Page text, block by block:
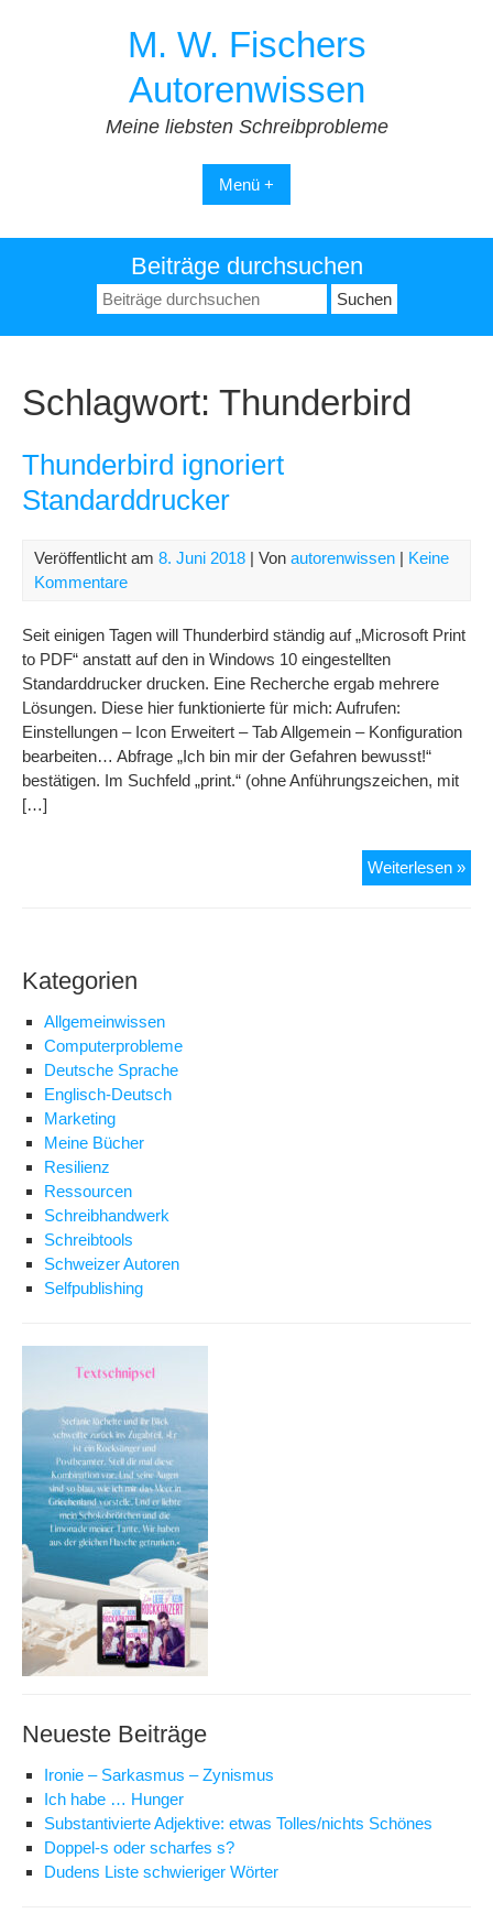
M. W. Fischers
Autorenwissen
Meine liebsten Schreibprobleme
Menü +
Beiträge durchsuchen
Suchen
nach:
Schlagwort: Thunderbird
Thunderbird ignoriert
Standarddrucker
Veröffentlicht am 8. Juni 2018 | Von autorenwissen | Keine
Kommentare
Seit einigen Tagen will Thunderbird ständig auf „Microsoft Print
to PDF“ anstatt auf den in Windows 10 eingestellten
Standarddrucker drucken. Eine Recherche ergab mehrere
Lösungen. Diese hier funktionierte für mich: Aufrufen:
Einstellungen – Icon Erweitert – Tab Allgemein – Konfiguration
bearbeiten… Abfrage „Ich bin mir der Gefahren bewusst!“
bestätigen. Im Suchfeld „print.“ (ohne Anführungszeichen, mit
[…]
Weiterlesen »
Kategorien
Allgemeinwissen
Computerprobleme
Deutsche Sprache
Englisch-Deutsch
Marketing
Meine Bücher
Resilienz
Ressourcen
Schreibhandwerk
Schreibtools
Schweizer Autoren
Selfpublishing
Neueste Beiträge
Ironie – Sarkasmus – Zynismus
Ich habe … Hunger
Substantivierte Adjektive: etwas Tolles/nichts Schönes
Doppel-s oder scharfes s?
Dudens Liste schwieriger Wörter